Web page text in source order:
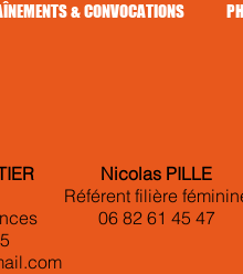
& CONVOCATIONS
Nicolas PILLE
Référent filière
06 82 61 45 47